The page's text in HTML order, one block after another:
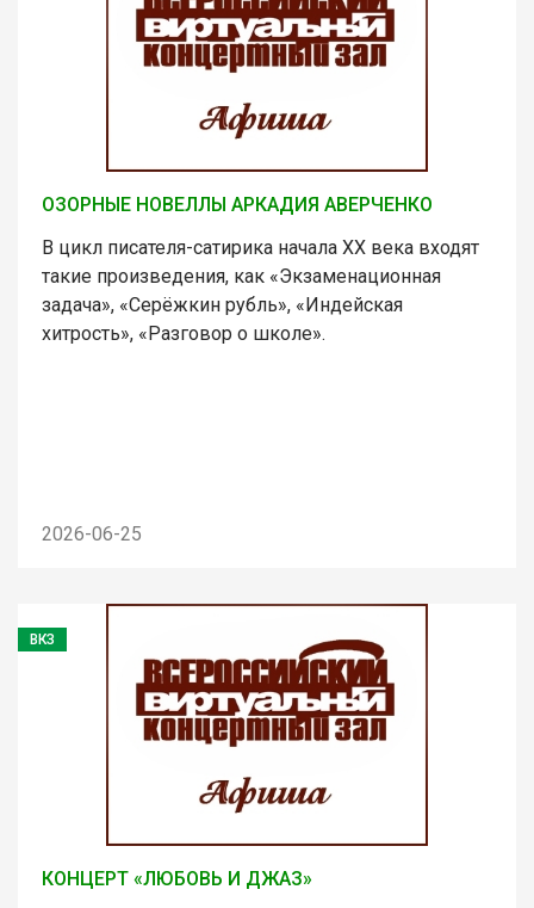
ОЗОРНЫЕ НОВЕЛЛЫ АРКАДИЯ АВЕРЧЕНКО
В цикл писателя-сатирика начала ХХ века входят
такие произведения, как «Экзаменационная
задача», «Серёжкин рубль», «Индейская
хитрость», «Разговор о школе».
2026-06-25
ВКЗ
КОНЦЕРТ «ЛЮБОВЬ И ДЖАЗ»